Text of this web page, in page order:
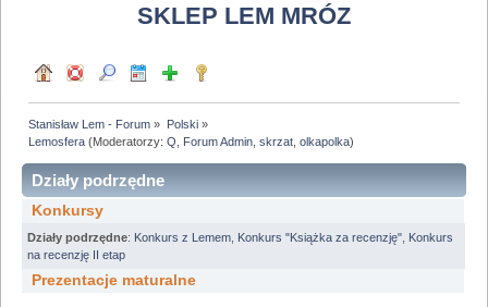
SKLEP LEM MRÓZ
Stanisław Lem - Forum » Polski»
Lemosfera (Moderatorzy:Q Forum Admin ,skrzat ,olkapolka)
Działy podrzędne
Konkursy
Działy podrzędne: Konkurs z Lemem Konkurs "Książka za recenzję" Konkurs
na recenzję II etap
Prezentacje maturalne